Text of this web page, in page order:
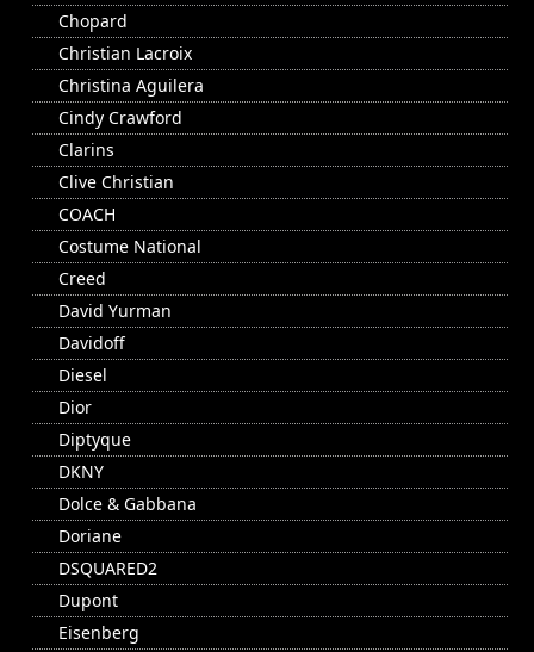
Chopard
Christian Lacroix
Christina Aguilera
Cindy Crawford
Clarins
Clive Christian
COACH
Costume National
Creed
David Yurman
Davidoff
Diesel
Dior
Diptyque
DKNY
Dolce & Gabbana
Doriane
DSQUARED2
Dupont
Eisenberg